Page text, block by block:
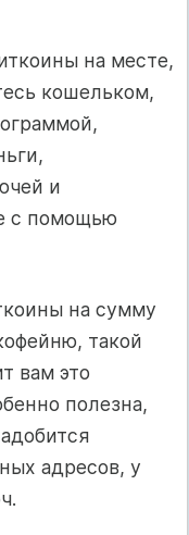
на месте,
кошельком,
и
с помощью
на сумму
такой
вам это
полезна,
адресов, у